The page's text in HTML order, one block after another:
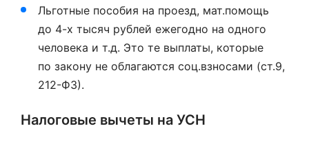
Льготные пособия на проезд, мат.помощь
до 4-х тысяч рублей ежегодно на одного
человека и т.д. Это те выплаты, которые
по закону не облагаются соц.взносами (ст.9,
212-ФЗ).
Налоговые вычеты на УСН